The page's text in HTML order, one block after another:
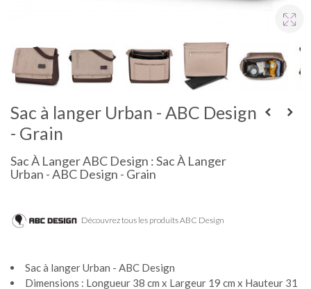
Sac à langer Urban - ABC Design
- Grain
Sac À Langer ABC Design : Sac À Langer
Urban - ABC Design - Grain
Découvrez tous les produits ABC Design
Sac à langer Urban - ABC Design
Dimensions : Longueur 38 cm x Largeur 19 cm x Hauteur 31